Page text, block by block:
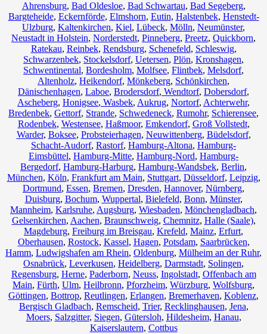
Ahrensburg, Bad Oldesloe, Bad Schwartau, Bad Segeberg,
Bargteheide, Eckernförde, Elmshorn, Eutin, Halstenbek, Henstedt-
Ulzburg, Kaltenkirchen, Kiel, Lübeck, Mölln, Neumünster,
Neustadt in Holstein, Norderstedt, Pinneberg, Preetz, Quickborn,
Ratekau, Reinbek, Rendsburg, Schenefeld, Schleswig,
Schwarzenbek, Stockelsdorf, Uetersen, Plön, Kronshagen,
Schwentinental, Bordesholm, Molfsee, Flintbek, Melsdorf,
Altenholz, Heikendorf, Mönkeberg, Schönkirchen,
Dänischenhagen, Laboe, Brodersdorf, Wendtorf, Dobersdorf,
Ascheberg, Honigsee, Wasbek, Aukrug, Nortorf, Achterwehr,
Bredenbek, Gettorf, Strande, Schwedeneck, Rumohr, Schierensee,
Rodenbek, Westensee, Haßmoor, Emkendorf, Groß Vollstedt,
Warder, Boksee, Probsteierhagen, Neuwittenberg, Büdelsdorf,
Schacht-Audorf, Rastorf, Hamburg-Altona, Hamburg-
Eimsbüttel, Hamburg-Mitte, Hamburg-Nord, Hamburg-
Bergedorf, Hamburg-Harburg, Hamburg-Wandsbek, Berlin,
München, Köln, Frankfurt am Main, Stuttgart, Düsseldorf, Leipzig,
Dortmund, Essen, Bremen, Dresden, Hannover, Nürnberg,
Duisburg, Bochum, Wuppertal, Bielefeld, Bonn, Münster,
Mannheim, Karlsruhe, Augsburg, Wiesbaden, Mönchengladbach,
Gelsenkirchen, Aachen, Braunschweig, Chemnitz⁠, Halle (Saale),
Magdeburg, Freiburg im Breisgau, Krefeld, Mainz, Erfurt,
Oberhausen, Rostock, Kassel, Hagen, Potsdam, Saarbrücken,
Hamm, Ludwigshafen am Rhein, Oldenburg, Mülheim an der Ruhr,
Osnabrück, Leverkusen, Heidelberg, Darmstadt, Solingen,
Regensburg, Herne, Paderborn, Neuss, Ingolstadt, Offenbach am
Main, Fürth, Ulm, Heilbronn, Pforzheim, Würzburg, Wolfsburg,
Göttingen, Bottrop, Reutlingen, Erlangen, Bremerhaven, Koblenz,
Bergisch Gladbach, Remscheid, Trier, Recklinghausen, Jena,
Moers, Salzgitter, Siegen, Gütersloh, Hildesheim, Hanau,
Kaiserslautern, Cottbus